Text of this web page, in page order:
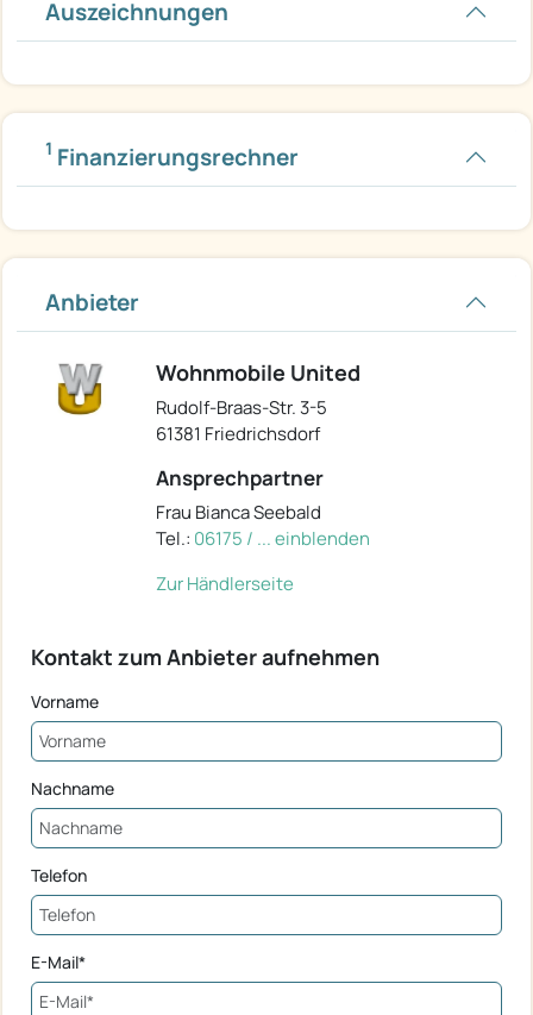
Auszeichnungen
1 Finanzierungsrechner
Anbieter
Wohnmobile United
Rudolf-Braas-Str. 3-5
61381 Friedrichsdorf
Ansprechpartner
Frau Bianca Seebald
Tel.: 06175 / ... einblenden
Zur Händlerseite
Kontakt zum Anbieter aufnehmen
Vorname
Nachname
Telefon
E-Mail*